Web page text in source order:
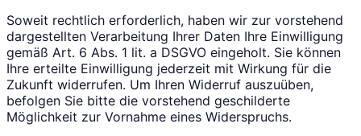
Soweit rechtlich erforderlich, haben wir zur vorstehend
dargestellten Verarbeitung Ihrer Daten Ihre Einwilligung
gemäß Art. 6 Abs. 1 lit. a DSGVO eingeholt. Sie können
Ihre erteilte Einwilligung jederzeit mit Wirkung für die
Zukunft widerrufen. Um Ihren Widerruf auszuüben,
befolgen Sie bitte die vorstehend geschilderte
Möglichkeit zur Vornahme eines Widerspruchs.